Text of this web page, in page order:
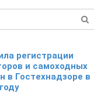
регистрации
и самоходных
в Гостехнадзоре в